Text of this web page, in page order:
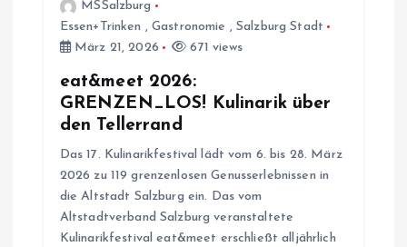
MSSalzburg
Essen+Trinken ,Gastronomie ,Salzburg Stadt
März 21, 2026
671 views
eat&meet 2026:
GRENZEN_LOS! Kulinarik über
den Tellerrand
Das 17. Kulinarikfestival lädt vom 6. bis 28. März
2026 zu 119 grenzenlosen Genusserlebnissen in
die Altstadt Salzburg ein. Das vom
Altstadtverband Salzburg veranstaltete
Kulinarikfestival eat&meet erschließt alljährlich